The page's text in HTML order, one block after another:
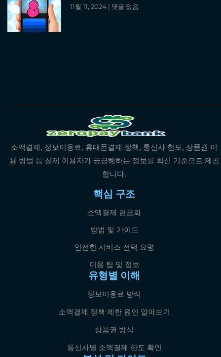
11월 11, 2024 댓글 없음
소액결제, 정보이용료, 휴대폰결제 정책, 통신사 한도, 상품권 이
용 방법 등 실제 이용자가 궁금해하는 정보를 최신 기준으로 제공
합니다.
핵심 구조
소액결제 현금화
방법 및 가이드
안전한 서비스 선택 요령
이용 팁 및 정보
유형별 이해
정보이용료 방식
소액결제 정책·제한 원인 알아보기
상품권 방식
통신사별 소액결제 한도 확인